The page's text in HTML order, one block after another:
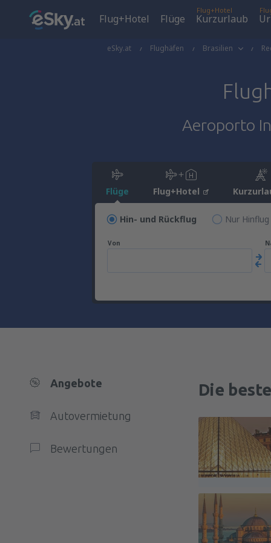
Flug+Hotel Flüge
Flug+Hotel
Kurzurlaub
eSky.at Flughäfen Brasilien
Aeroporto
Flüge Flug+Hotel
Hin- und Rückflug Nur Hinflug
Von
Angebote
Autovermietung
Bewertungen
Die